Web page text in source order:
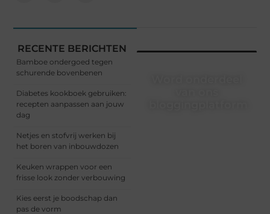
RECENTE BERICHTEN
Bamboe ondergoed tegen
schurende bovenbenen
Diabetes kookboek gebruiken:
recepten aanpassen aan jouw
dag
Netjes en stofvrij werken bij
het boren van inbouwdozen
Keuken wrappen voor een
frisse look zonder verbouwing
Kies eerst je boodschap dan
pas de vorm